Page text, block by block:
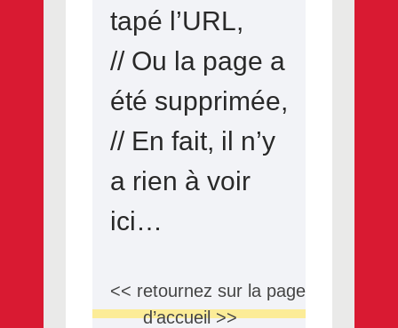
tapé l’URL,
// Ou la page a
été supprimée,
// En fait, il n’y
a rien à voir
ici…
<< retournez sur la page
d’accueil >>